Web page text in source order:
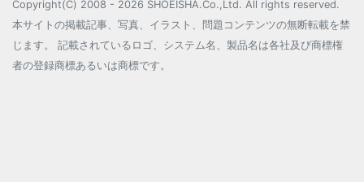
Copyright(C) 2008 - 2026 SHOEISHA.Co.,Ltd. All rights reserved.
本サイトの掲載記事、写真、イラスト、問題コンテンツの無断転載を禁
じます。 記載されているロゴ、システム名、製品名は各社及び商標権
者の登録商標あるいは商標です。